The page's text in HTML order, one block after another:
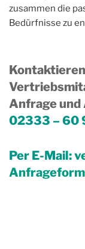
zusammen die
Bedürfnisse zu
Anfrage
02333 – 60
Per E-Mail: